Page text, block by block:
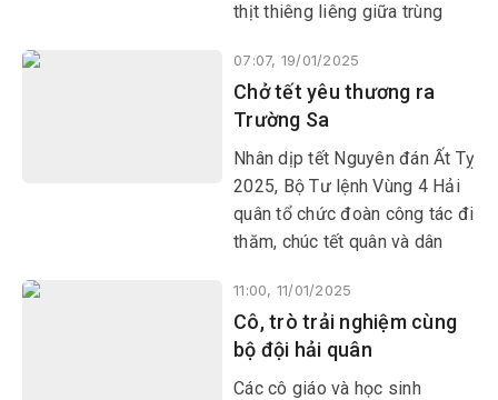
thịt thiêng liêng giữa trùng
quốc Việt Nam, phóng viên
Báo Phú Yên ghi lại không khí
chào cờ đầu năm của cán bộ,
chiến sĩ và Nhân dân trên quần
đảo Trường Sa.
07:07, 19/01/2025
Chở tết yêu thương ra
Trường Sa
Nhân dịp tết Nguyên đán Ất Tỵ
2025, Bộ Tư lệnh Vùng 4 Hải
quân tổ chức đoàn công tác đi
thăm, chúc tết quân và dân
phần đất máu thịt thiêng liêng
giữa trùng khơi thuộc chủ
quyền của Việt Nam.
11:00, 11/01/2025
Cô, trò trải nghiệm cùng
bộ đội hải quân
Các cô giáo và học sinh